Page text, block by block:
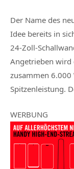
Der Name des
Idee bereits in
24-Zoll-
Angetrieben wird
zusammen 6.000
Spitzenleistung.
WERBUNG